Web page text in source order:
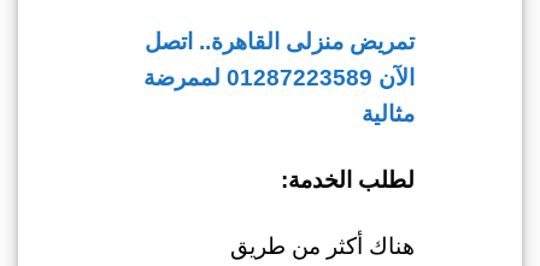
تمريض منزلى القاهرة.. اتصل
الآن 01287223589 لممرضة
مثالية
لطلب الخدمة:
هناك أكثر من طريق